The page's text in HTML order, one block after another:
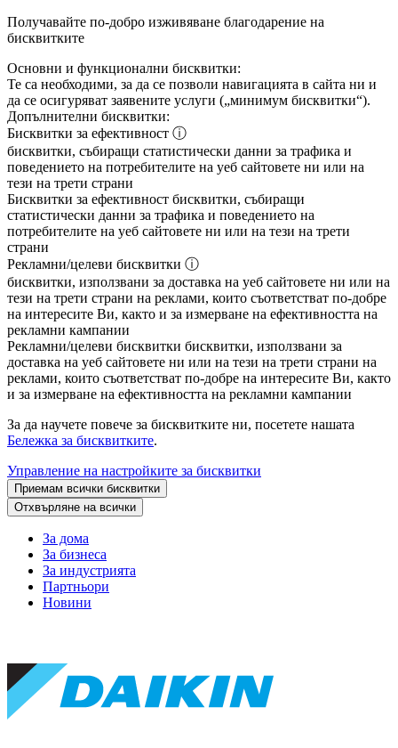
Получавайте по-добро изживяване благодарение на
бисквитките
Основни и функционални бисквитки:
Те са необходими, за да се позволи навигацията в сайта ни и
да се осигуряват заявените услуги („минимум бисквитки“).
Допълнителни бисквитки:
Бисквитки за ефективност ⓘ
бисквитки, събиращи статистически данни за трафика и
поведението на потребителите на уеб сайтовете ни или на
тези на трети страни
Бисквитки за ефективност бисквитки, събиращи
статистически данни за трафика и поведението на
потребителите на уеб сайтовете ни или на тези на трети
страни
Рекламни/целеви бисквитки ⓘ
бисквитки, използвани за доставка на уеб сайтовете ни или на
тези на трети страни на реклами, които съответстват по-добре
на интересите Ви, както и за измерване на ефективността на
рекламни кампании
Рекламни/целеви бисквитки бисквитки, използвани за
доставка на уеб сайтовете ни или на тези на трети страни на
реклами, които съответстват по-добре на интересите Ви, както
и за измерване на ефективността на рекламни кампании
За да научете повече за бисквитките ни, посетете нашата
Бележка за бисквитките.
Управление на настройките за бисквитки
Приемам всички бисквитки
Отхвърляне на всички
За дома
За бизнеса
За индустрията
Партньори
Новини